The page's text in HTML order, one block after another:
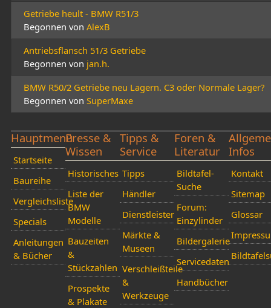
Getriebe heult - BMW R51/3
Begonnen von AlexB
Antriebsflansch 51/3 Getriebe
Begonnen von jan.h.
BMW R50/2 Getriebe neu Lagern. C3 oder Normale Lager?
Begonnen von SuperMaxe
Hauptmenü
Startseite
Baureihe
Vergleichsliste
Specials
Anleitungen
& Bücher
Presse &
Wissen
Historisches
Liste der
BMW
Modelle
Bauzeiten
&
Stückzahlen
Prospekte
& Plakate
Tipps &
Service
Tipps
Händler
Dienstleister
Märkte &
Museen
Verschleißteile
&
Werkzeuge
Foren &
Literatur
Bildtafel-
Suche
Forum:
Einzylinder
Bildergalerie
Servicedaten
Handbücher
Infos
Kontakt
Sitemap
Glossar